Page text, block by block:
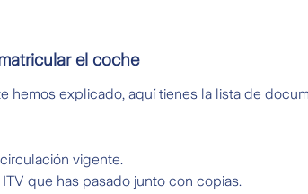
el coche
hemos explicado, aquí tienes la lista de
vigente.
ITV que has pasado junto con copias.